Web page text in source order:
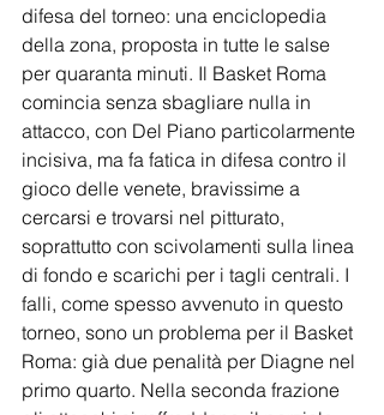
difesa del torneo: una enciclopedia
della zona, proposta in tutte le salse
per quaranta minuti. Il Basket Roma
comincia senza sbagliare nulla in
attacco, con Del Piano particolarmente
incisiva, ma fa fatica in difesa contro il
gioco delle venete, bravissime a
cercarsi e trovarsi nel pitturato,
soprattutto con scivolamenti sulla linea
di fondo e scarichi per i tagli centrali. I
falli, come spesso avvenuto in questo
torneo, sono un problema per il Basket
Roma: già due penalità per Diagne nel
primo quarto. Nella seconda frazione